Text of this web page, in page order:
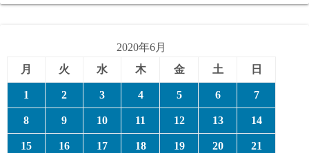
ゴ
2020年6月
月
火 水 木 金 土 日
1 2 3 4 5 6 7
8 9 10 11 12 13 14
15 16 17 18 19 20 21